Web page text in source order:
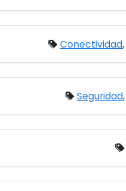
Conectividad,
Seguridad,